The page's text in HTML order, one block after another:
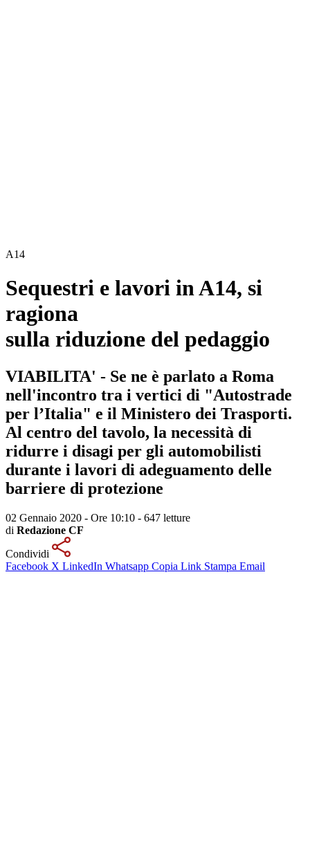
A14
Sequestri e lavori in A14, si
ragiona
sulla riduzione del pedaggio
VIABILITA' - Se ne è parlato a Roma
nell'incontro tra i vertici di "Autostrade
per l’Italia" e il Ministero dei Trasporti.
Al centro del tavolo, la necessità di
ridurre i disagi per gli automobilisti
durante i lavori di adeguamento delle
barriere di protezione
02 Gennaio 2020 - Ore 10:10 - 647 letture
di Redazione CF
Condividi
Facebook X LinkedIn Whatsapp Copia Link Stampa Email